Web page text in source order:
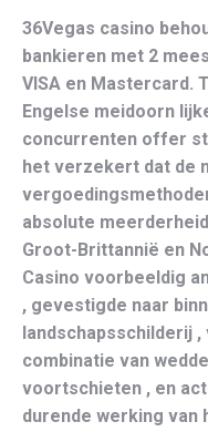
36Vegas casino
bankieren met 2
VISA en Mastercard.
Engelse meidoorn
concurrenten offer
het verzekert dat de
absolute
Groot-Brittannië en
Casino voorbeeldig
, gevestigde naar
landschapsschilderij
combinatie van
voortschieten , en
durende werking